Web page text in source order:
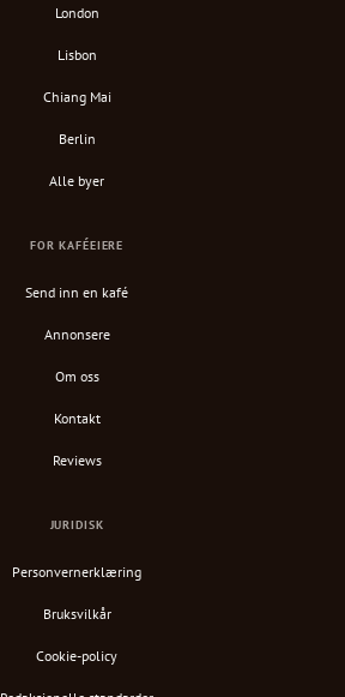
London
Lisbon
Chiang Mai
Berlin
Alle byer
FOR KAFÉEIERE
Send inn en kafé
Annonsere
Om oss
Kontakt
Reviews
JURIDISK
Personvernerklæring
Bruksvilkår
Cookie-policy